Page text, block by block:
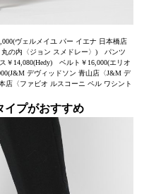
ヴェルメイユ パー イエナ 日本橋店
丸の内〈ジョン スメドレー〉) パンツ
￥14,080(Hedy) ベルト￥16,000(エリオ
デヴィッドソン 青山店〈J&M デ
店〈ファビオ ルスコーニ ペル ワシント
イプがおすすめ